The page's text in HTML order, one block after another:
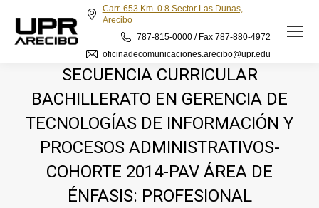
Carr. 653 Km. 0.8 Sector Las Dunas,
Arecibo
787-815-0000 / Fax 787-880-4972
oficinadecomunicaciones.arecibo@upr.edu
SECUENCIA CURRICULAR
BACHILLERATO EN GERENCIA DE
TECNOLOGÍAS DE INFORMACIÓN Y
PROCESOS ADMINISTRATIVOS-
COHORTE 2014-PAV ÁREA DE
ÉNFASIS: PROFESIONAL